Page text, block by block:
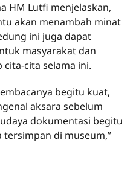
HM Lutfi menjelaskan,
akan menambah minat
ini juga dapat
masyarakat dan
cita selama ini.
begitu kuat,
aksara sebelum
dokumentasi begitu
tersimpan di museum,”